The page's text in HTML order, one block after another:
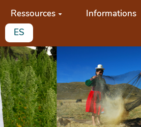
Ressources Informations
ES